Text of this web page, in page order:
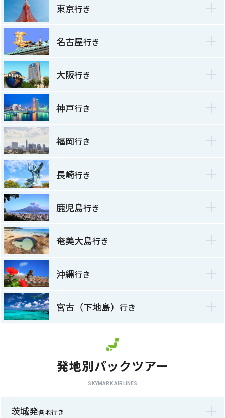
東京行き
名古屋行き
大阪行き
神戸行き
福岡行き
長崎行き
鹿児島行き
奄美大島行き
沖縄行き
宮古（下地島） 行き
発地別パックツアー
SKYMARK AIRLINES
茨城発各地行き